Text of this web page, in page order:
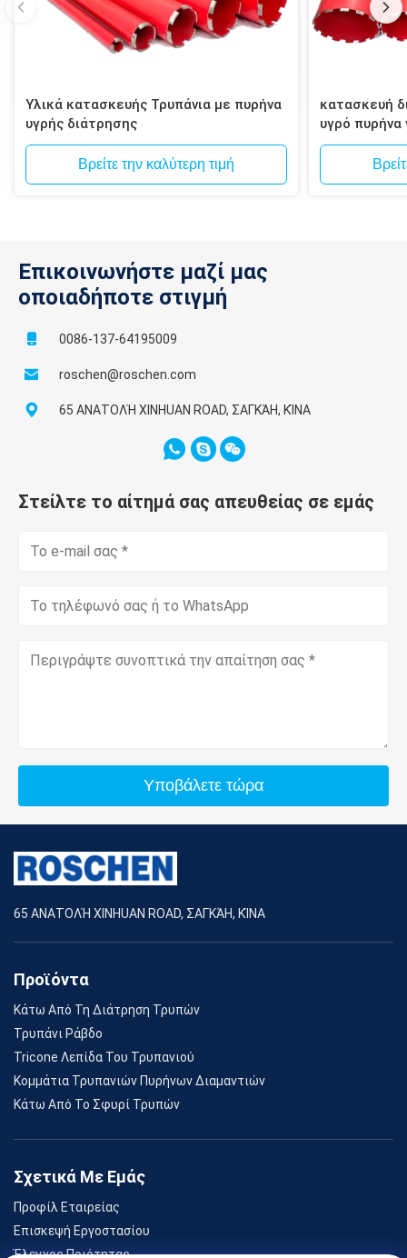
Υλικά κατασκευής Τρυπάνια με πυρήνα
υγρής διάτρησης
Βρείτε την καλύτερη τιμή
κατασκευή
υγρό
τοιχοποιία,
Επικοινωνήστε μαζί μας
οποιαδήποτε στιγμή
0086-137-64195009
roschen@roschen.com
65 ΑΝΑΤΟΛΉ XINHUAN ROAD, ΣΑΓΚΆΗ, ΚΊΝΑ
Στείλτε το αίτημά σας απευθείας σε εμάς
Υποβάλετε τώρα
65 ΑΝΑΤΟΛΉ XINHUAN ROAD, ΣΑΓΚΆΗ, ΚΊΝΑ
Προϊόντα
Κάτω Από Τη Διάτρηση Τρυπών
Τρυπάνι Ράβδο
Tricone Λεπίδα Του Τρυπανιού
Κομμάτια Τρυπανιών Πυρήνων Διαμαντιών
Κάτω Από Το Σφυρί Τρυπών
Σχετικά Με Εμάς
Προφίλ Εταιρείας
Επισκεψή Εργοστασίου
Έλεγχος Ποιότητας